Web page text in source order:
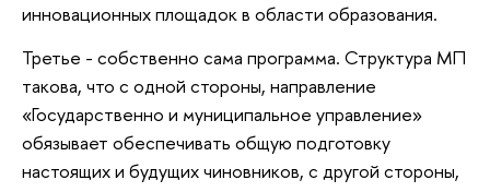
инновационных площадок в области образования.
Третье - собственно сама программа. Структура МП
такова, что с одной стороны, направление
«Государственно и муниципальное управление»
обязывает обеспечивать общую подготовку
настоящих и будущих чиновников, с другой стороны,